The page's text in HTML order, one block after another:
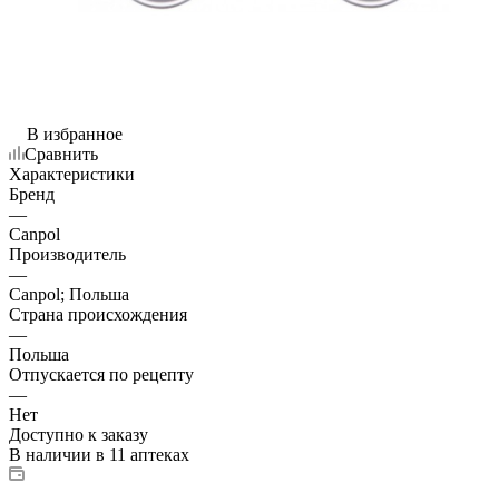
В избранное
Сравнить
Характеристики
Бренд
—
Canpol
Производитель
—
Canpol; Польша
Страна происхождения
—
Польша
Отпускается по рецепту
—
Нет
Доступно к заказу
В наличии в 11 аптеках